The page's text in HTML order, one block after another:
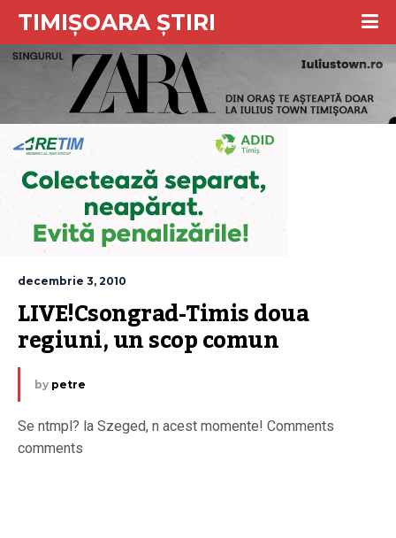
TIMIȘOARA ȘTIRI
decembrie 3, 2010
LIVE!Csongrad-Timis doua
regiuni, un scop comun
by petre
Se ntmpl? la Szeged, n acest momente! Comments
comments